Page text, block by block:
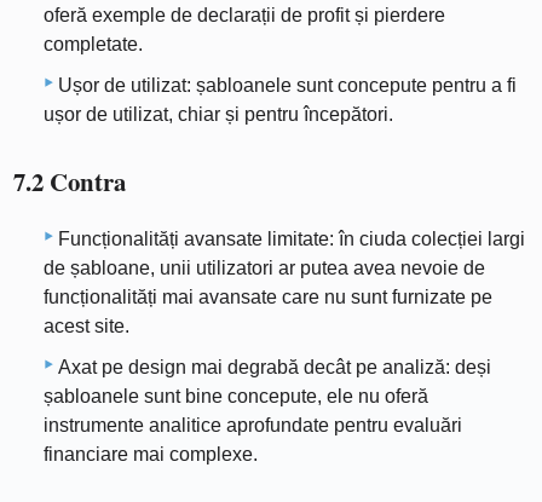
oferă exemple de declarații de profit și pierdere
completate.
Ușor de utilizat: șabloanele sunt concepute pentru a fi
ușor de utilizat, chiar și pentru începători.
7.2 Contra
Funcționalități avansate limitate: în ciuda colecției largi
de șabloane, unii utilizatori ar putea avea nevoie de
funcționalități mai avansate care nu sunt furnizate pe
acest site.
Axat pe design mai degrabă decât pe analiză: deși
șabloanele sunt bine concepute, ele nu oferă
instrumente analitice aprofundate pentru evaluări
financiare mai complexe.